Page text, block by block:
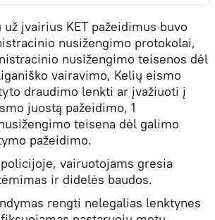
įvairius KET pažeidimus buvo
nusižengimo protokolai,
nusižengimo teisenos dėl
vairavimo, Kelių eismo
draudimo lenkti ar įvažiuoti į
juostą pažeidimo, 1
teisena dėl galimo
pažeidimo.
vairuotojams gresia
ir didelės baudos.
rengti nelegalias lenktynes